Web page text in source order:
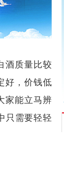
酒质量比较
好，价钱低
家能立马辨
只需要轻轻